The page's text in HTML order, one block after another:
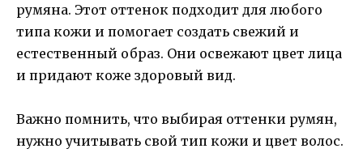
румяна. Этот оттенок подходит для любого
типа кожи и помогает создать свежий и
естественный образ. Они освежают цвет лица
и придают коже здоровый вид.
Важно помнить, что выбирая оттенки румян,
нужно учитывать свой тип кожи и цвет волос.